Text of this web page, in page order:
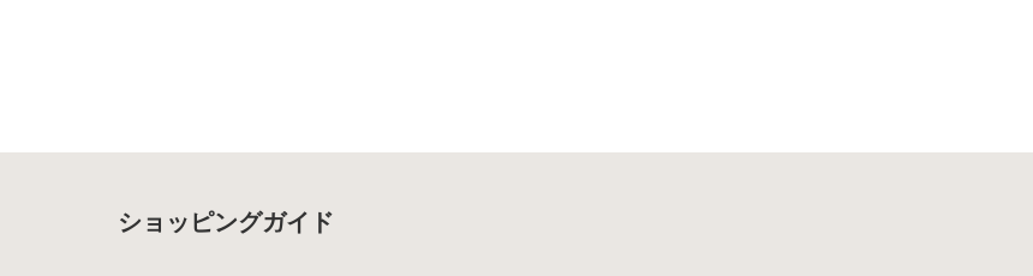
ショッピングガイド